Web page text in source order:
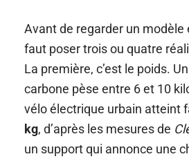
Avant de regarder un modèle
faut poser trois ou quatre
La première, c’est le poids.
carbone pèse entre 6 et 10
vélo électrique urbain atteint
kg, d’après les mesures de
un support qui annonce une